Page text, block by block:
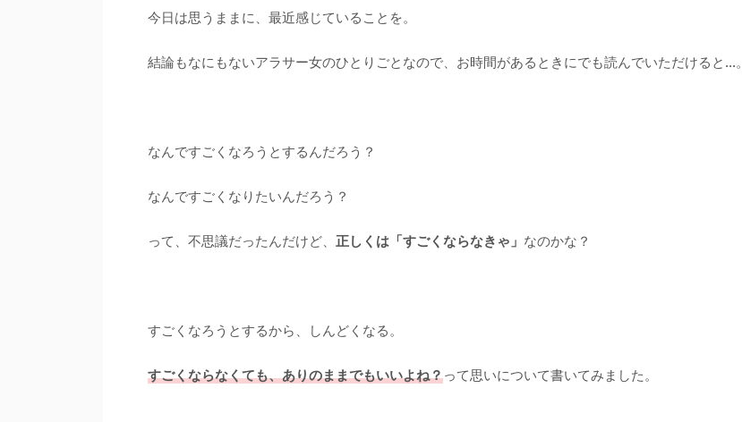
今日は思うままに、最近感じていることを。
結論もなにもないアラサー女のひとりごとなので、お時間があるときにでも読んでいただけると…。
なんですごくなろうとするんだろう？
なんですごくなりたいんだろう？
って、不思議だったんだけど、 正しくは「すごくならなきゃ」 なのかな？
すごくなろうとするから、しんどくなる。
すごくならなくても、ありのままでもいいよね？って思いについて書いてみました。